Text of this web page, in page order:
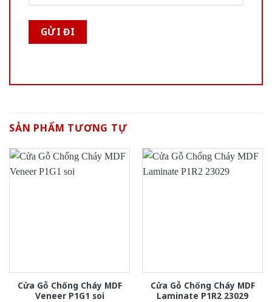
SẢN PHẨM TƯƠNG TỰ
Cửa Gỗ Chống Cháy MDF
Veneer P1G1 soi
Cửa Gỗ Chống Cháy MDF
Laminate P1R2 23029